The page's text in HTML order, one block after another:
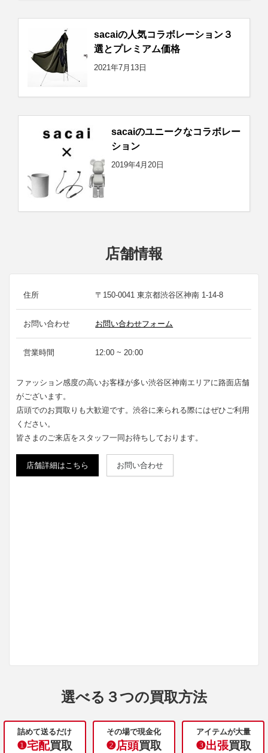
sacaiの人気コラボレーション３
選とプレミアム価格
2021年7月13日
sacaiのユニークなコラボレー
ション
2019年4月20日
店舗情報
住所 〒150-0041 東京都渋谷区神南 1-14-8
お問い合わせ お問い合わせフォーム
営業時間 12:00 ~ 20:00
ファッション感度の高いお客様が多い渋谷区神南エリアに路面店舗
がございます。
店頭でのお買取りも大歓迎です。渋谷に来られる際にはぜひご利用
ください。
皆さまのご来店をスタッフ一同お待ちしております。
店舗詳細はこちら お問い合わせ
選べる３つの買取方法
詰めて送るだけ
❶宅配買取
その場で現金化
❷店頭買取
アイテムが大量
❸出張買取